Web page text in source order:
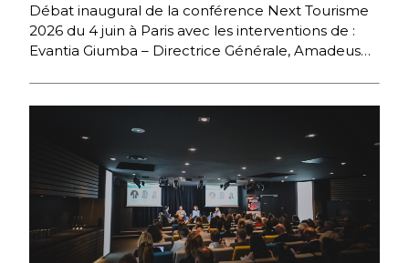
Débat inaugural de la conférence Next Tourisme
2026 du 4 juin à Paris avec les interventions de :
Evantia Giumba – Directrice Générale, Amadeus